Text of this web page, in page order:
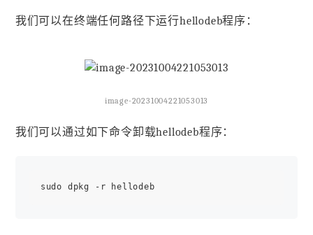
我们可以在终端任何路径下运行hellodeb程序：
image-20231004221053013
我们可以通过如下命令卸载hellodeb程序：